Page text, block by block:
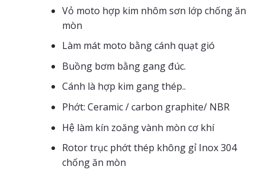
Vỏ moto hợp kim nhôm sơn lớp chống ăn
mòn
Làm mát moto bằng cánh quạt gió
Buồng bơm bằng gang đúc.
Cánh là hợp kim gang thép..
Phớt: Ceramic / carbon graphite/ NBR
Hệ làm kín zoăng vành mòn cơ khí
Rotor trục phớt thép không gỉ Inox 304
chống ăn mòn